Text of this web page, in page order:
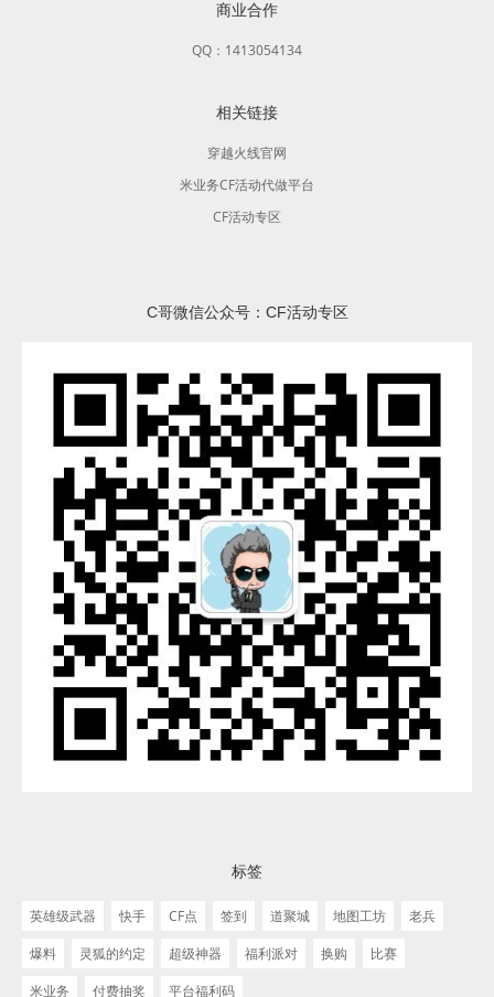
商业合作
QQ：1413054134
相关链接
穿越火线官网
米业务CF活动代做平台
CF活动专区
C哥微信公众号：CF活动专区
标签
英雄级武器 快手 CF点 签到 道聚城 地图工坊
老兵
爆料
灵狐的约定 超级神器 福利派对 换购
比赛
米业务
付费抽奖 平台福利码